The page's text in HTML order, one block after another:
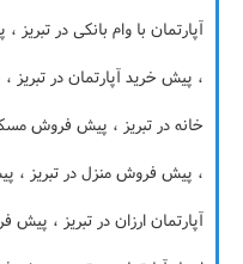
آپارتمان با وام بانکی در تبریز
، پیش خرید آپارتمان در
خانه در تبریز ، پیش فروش
، پیش فروش منزل در تبریز ،
آپارتمان ارزان در تبریز ، پیش